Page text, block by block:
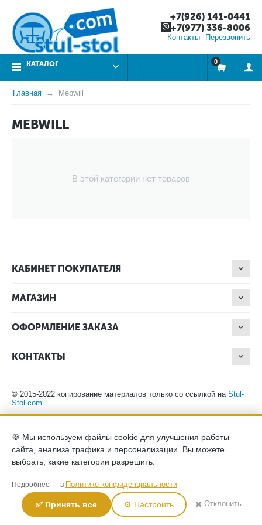
+7(926) 141-0441
+7(977) 336-8006
Контакты Перезвонить
КАТАЛОГ 0
Главная Mebwill
MEBWILL
В этой категории нет товаров
КАБИНЕТ ПОКУПАТЕЛЯ
МАГАЗИН
ОФОРМЛЕНИЕ ЗАКАЗА
КОНТАКТЫ
© 2015-2022 копирование материалов только со ссылкой на Stul-
Stol.com
Обращаем ваше внимание на то, что данный интернет-сайт носит
исключительно информационный характер и ни при каких
условиях не является публичной офертой, определяемой
положениями Статьи 437 (2) Гражданского кодекса Российской
Федерации. Для получения подробной информации о наличии и
менеджерам компании по телефону.
Политика конфиденциальности хранение и защита персональных
данных
согласие на обработку персональных данных
🍪 Мы используем файлы cookie для улучшения работы
сайта, анализа трафика и персонализации. Вы можете
выбрать, какие категории разрешить.
Подробнее — в Политике конфиденциальности
✅ Принять все ⚙️ Настроить ✖️ Отклонить